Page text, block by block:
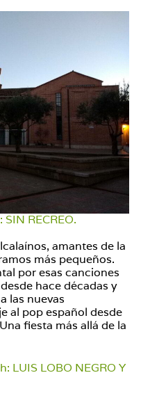
RECREO.
amantes de la
más pequeños.
por esas canciones
hace décadas y
las nuevas
al pop español desde
fiesta más allá de la
LUIS LOBO NEGRO Y